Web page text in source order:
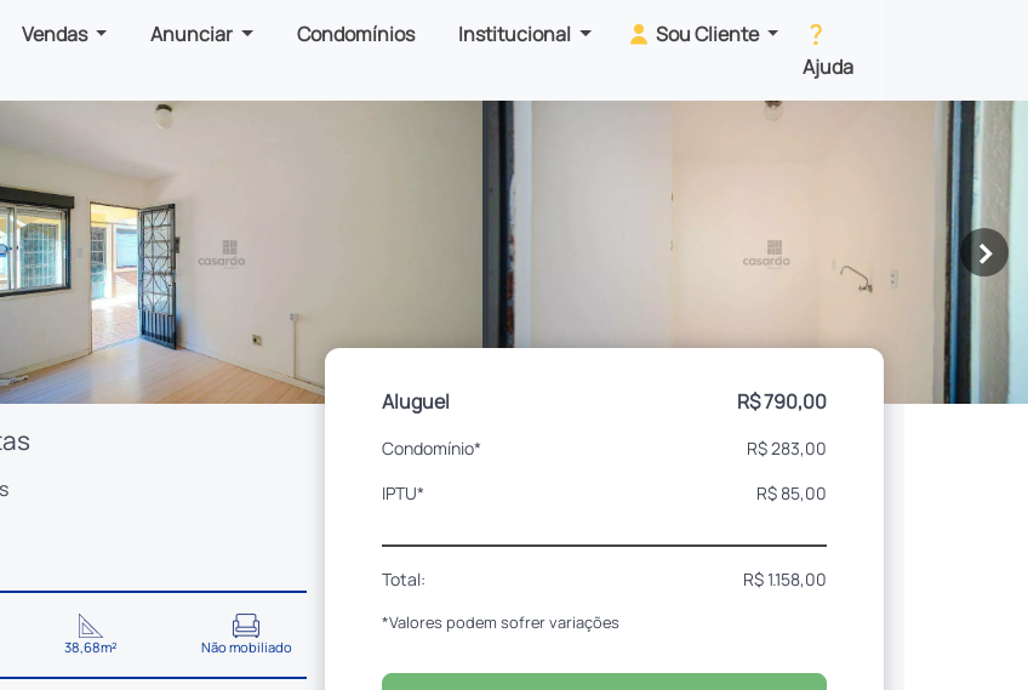
Vendas Anunciar Condomínios Institucional
Sou Cliente
Ajuda
>
38,68m² Não mobiliado
Aluguel R$ 790,00
Condomínio*
R$ 283,00
IPTU*
R$ 85,00
Total: R$ 1.158,00
*Valores podem sofrer variações